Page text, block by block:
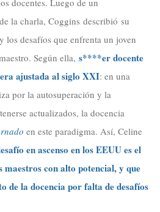
la charla, Coggins describió su
los desafíos que enfrenta un joven
Según ella, s****er docente
ajustada al siglo XXI: en una
por la autosuperación y la
actualizados, la docencia
en este paradigma. Así, Celine
en ascenso en los EEUU es el
maestros con alto potencial, y que
de la docencia por falta de desafíos